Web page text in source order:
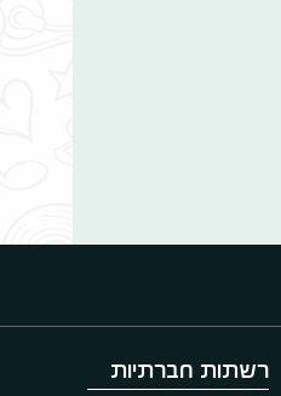
רשתות חברתיות